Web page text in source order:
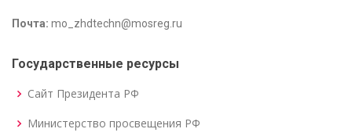
Почта: mo_zhdtechn@mosreg.ru
Государственные ресурсы
Сайт Президента РФ
Министерство просвещения РФ